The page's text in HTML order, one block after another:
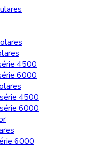
4500
6000
4500
6000
6000